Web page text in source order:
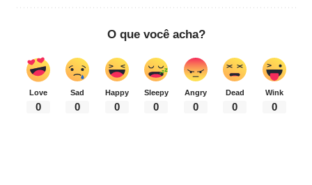
O que você acha?
Love
0
Sad
0
Happy
0
Sleepy
0
Angry
0
Dead
0
Wink
0